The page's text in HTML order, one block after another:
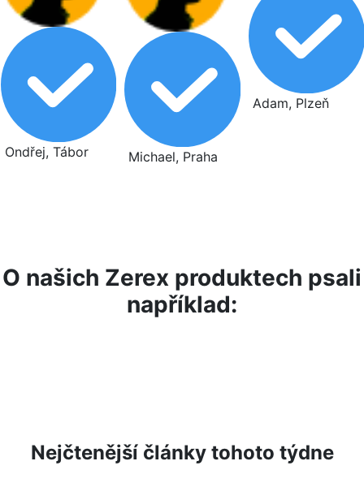
Ondřej, Tábor Michael, Praha
Adam, Plzeň
O našich Zerex produktech psali
například:
Nejčtenější články tohoto týdne